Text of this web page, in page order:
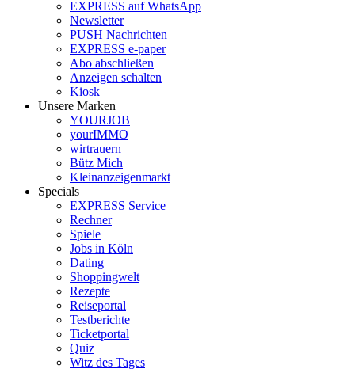
EXPRESS auf WhatsApp
Newsletter
PUSH Nachrichten
EXPRESS e-paper
Abo abschließen
Anzeigen schalten
Kiosk
Unsere Marken
YOURJOB
yourIMMO
wirtrauern
Bütz Mich
Kleinanzeigenmarkt
Specials
EXPRESS Service
Rechner
Spiele
Jobs in Köln
Dating
Shoppingwelt
Rezepte
Reiseportal
Testberichte
Ticketportal
Quiz
Witz des Tages